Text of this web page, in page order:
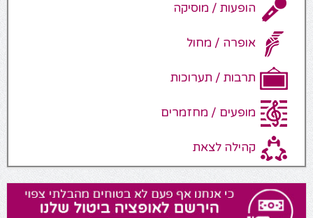
הופעות / מוסיקה
אופרה / מחול
תרבות / תערוכות
מופעים / מחזמרים
קהילה לצאת